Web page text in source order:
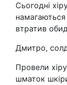
Сьогодні
втратив
Дмитро,
Провели
шматок